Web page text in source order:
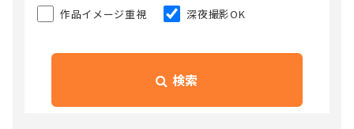
作品イメージ重視
深夜撮影OK
検索